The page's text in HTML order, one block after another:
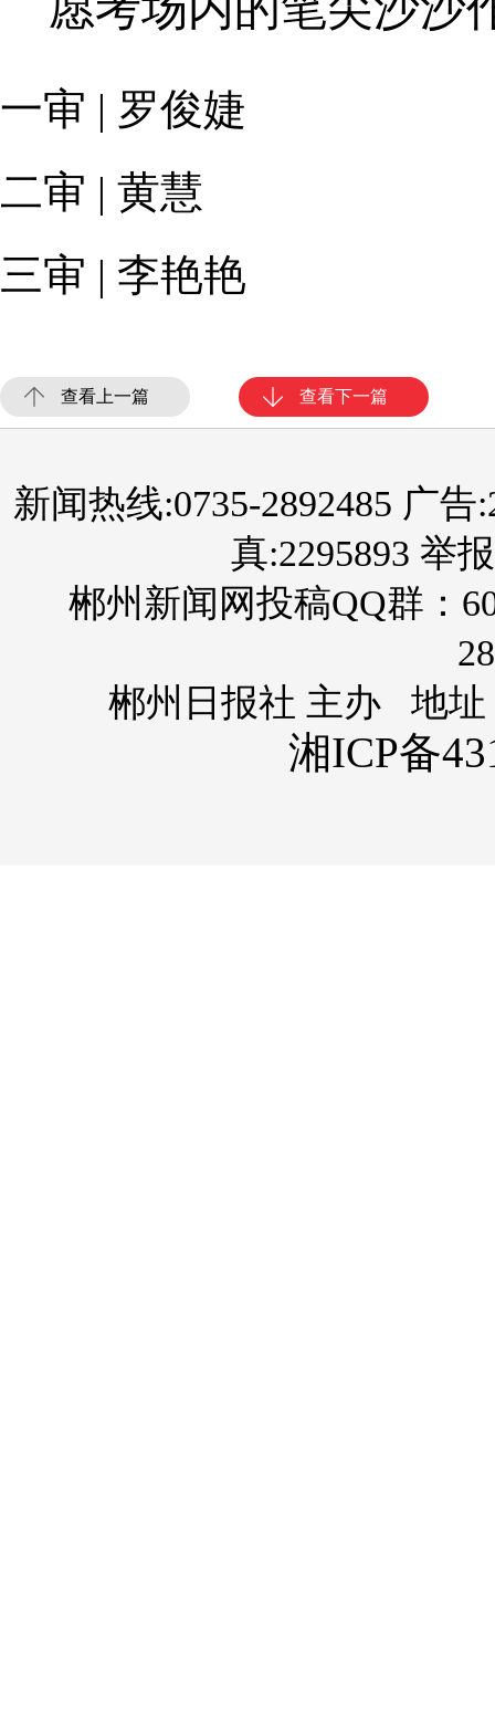
一审 | 罗俊婕
二审 | 黄慧
三审 | 李艳艳
查看上一篇 查看下一篇
新闻热线:0735-2892485 广告
真:2295893 举
郴州新闻网投稿QQ群：
郴州日报社 主办 地址
湘ICP备